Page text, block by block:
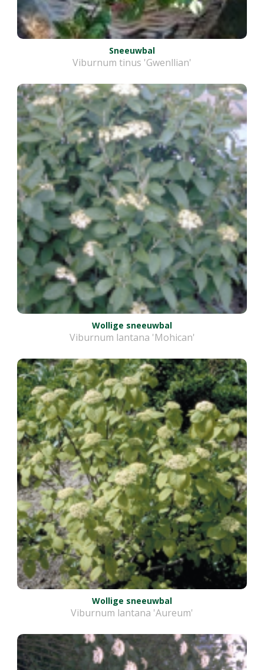
Sneeuwbal
Viburnum tinus 'Gwenllian'
Wollige sneeuwbal
Viburnum lantana 'Mohican'
Wollige sneeuwbal
Viburnum lantana 'Aureum'